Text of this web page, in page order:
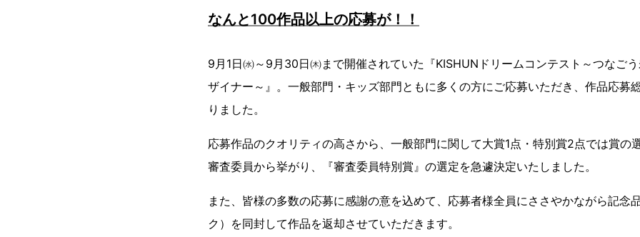
なんと100作品以上の応募が！！
9月1日㈬～9月30日㈭まで開催されていた『KISHUNドリームコンテスト～つなご
ザイナー～』。一般部門・キッズ部門ともに多くの方にご応募いただき、作品応募
りました。
応募作品のクオリティの高さから、一般部門に関して大賞1点・特別賞2点では賞の
審査委員から挙がり、『審査委員特別賞』の選定を急遽決定いたしました。
また、皆様の多数の応募に感謝の意を込めて、応募者様全員にささやかながら記念
ク）を同封して作品を返却させていただきます。